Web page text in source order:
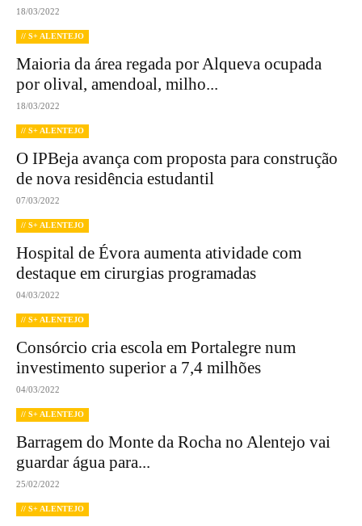
18/03/2022
// S+ ALENTEJO
Maioria da área regada por Alqueva ocupada
por olival, amendoal, milho...
18/03/2022
// S+ ALENTEJO
O IPBeja avança com proposta para construção
de nova residência estudantil
07/03/2022
// S+ ALENTEJO
Hospital de Évora aumenta atividade com
destaque em cirurgias programadas
04/03/2022
// S+ ALENTEJO
Consórcio cria escola em Portalegre num
investimento superior a 7,4 milhões
04/03/2022
// S+ ALENTEJO
Barragem do Monte da Rocha no Alentejo vai
guardar água para...
25/02/2022
// S+ ALENTEJO